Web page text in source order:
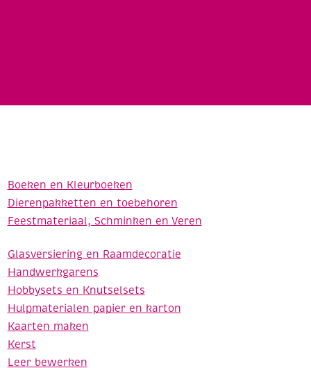
Boeken en Kleurboeken
Dierenpakketten en toebehoren
Feestmateriaal, Schminken en Veren
Glasversiering en Raamdecoratie
Handwerkgarens
Hobbysets en Knutselsets
Hulpmaterialen papier en karton
Kaarten maken
Kerst
Leer bewerken